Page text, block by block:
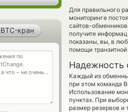
Для правильного
мониторинге
сайтов-
получите
показаны, вы, в
помощи
Надежность
Каждый из
при этом команда
Использование
пунктах. При
размер резервов и
BTC-кран